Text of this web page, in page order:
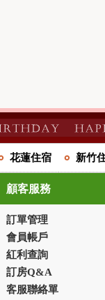
花蓮住宿 新竹